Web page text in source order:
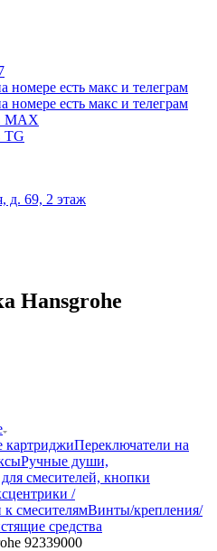
номере есть макс и телеграм
номере есть макс и телеграм
MAX
TG
д. 69, 2 этаж
Hansgrohe
картриджиПереключатели на
Ручные души,
смесителей, кнопки
/
смесителямВинты/крепления/
средства
92339000